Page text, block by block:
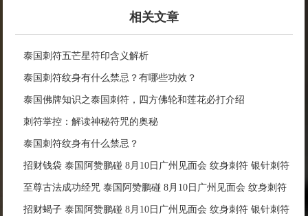
相关文章
泰国刺符五芒星符印含义解析
泰国刺符纹身有什么禁忌？有哪些功效？
泰国佛牌知识之泰国刺符，四方佛轮和莲花必打介绍
刺符掌控：解读神秘符咒的奥秘
泰国刺符纹身有什么禁忌？
招财钱袋 泰国阿赞鹏碰 8月10日广州见面会 纹身刺符 银针刺符
经文刺符 刺青 传统纹身 定制各类事项
至尊古法成功经咒 泰国阿赞鹏碰 8月10日广州见面会 纹身刺符
银针刺符 经文刺符 刺青 传统纹身 定制各类事项
招财蝎子 泰国阿赞鹏碰 8月10日广州见面会 纹身刺符 银针刺符